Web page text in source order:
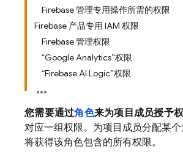
Firebase 管理专用操作所需的权限
Firebase 产品专用 IAM 权限
Firebase 管理权限
“Google Analytics”权限
“Firebase AI Logic”权限
您需要通过角色来为项目成员授予权
对应一组权限。为项目成员分配某
将获得该角色包含的所有权限。